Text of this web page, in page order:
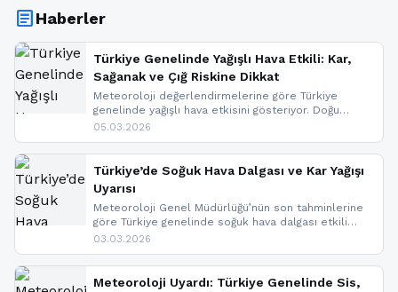
articleHaberler
Türkiye Genelinde Yağışlı Hava Etkili: Kar,
Sağanak ve Çığ Riskine Dikkat
Meteoroloji değerlendirmelerine göre Türkiye
genelinde yağışlı hava etkisini gösteriyor. Doğu
bölgelerinde kar yağışı beklenirken Marmara ve
ise çığ tehlikesi bulunuyor. İç kesimlerde sis ve pus
nedeniyle görüş mesafesinde azalma
yaşanabileceği belirtiliyor.
05.03.2026
Türkiye’de Soğuk Hava Dalgası ve Kar Yağışı
Uyarısı
Meteoroloji Genel Müdürlüğü’nün son tahminlerine
göre Türkiye genelinde soğuk hava dalgası etkili
oluyor. Birçok il için kar yağışı ve buzlanma uyarısı
03.03.2026
Meteoroloji Uyardı: Türkiye Genelinde Sis,